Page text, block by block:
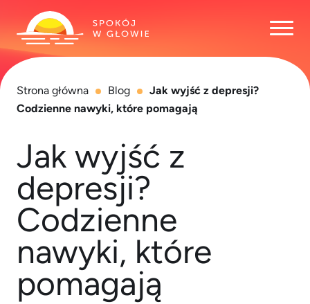
Strona główna Blog
Jak wyjść z depresji?
Codzienne nawyki, które pomagają
Jak wyjść z
depresji?
Codzienne
nawyki, które
pomagają